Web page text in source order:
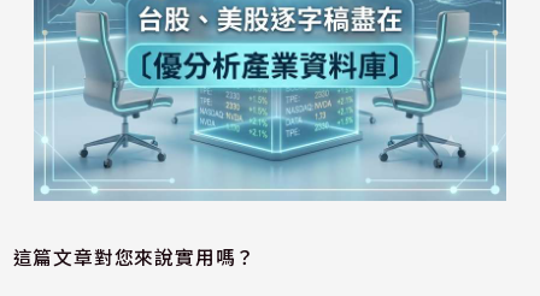
這篇文章對您來說實用嗎？